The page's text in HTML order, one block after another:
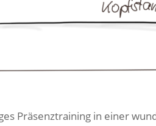
Präsenztraining in einer